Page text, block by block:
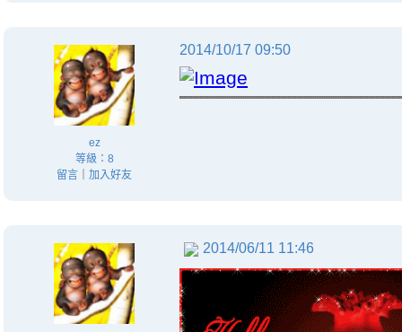
ez
等級：8
留言
加入好友
2014/10/17 09:50
2014/06/11 11:46